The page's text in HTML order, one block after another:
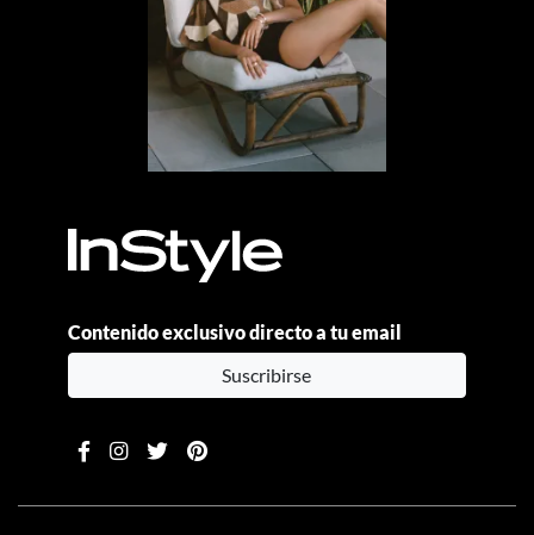
Contenido exclusivo directo a tu email
Suscribirse